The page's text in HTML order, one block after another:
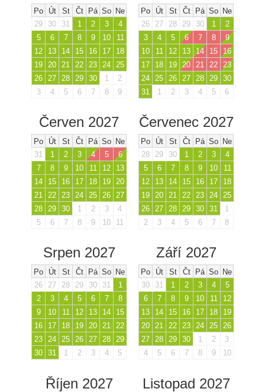
Po Út St Čt Pá So Ne
29
30 31 1 2 3
4
5
6 7 8 9 10
11
12
13 14 15 16 17
18
19
20 21 22 23 24
25
26
27 28 29 30 1
2
3
4 5 6 7 8 9
Po Út St Čt Pá So Ne
26
27 28 29 30 1
2
3
4 5 6 7 8
9
10
11 12 13 14 15
16
17
18 19 20 21 22
23
24
25 26 27 28 29 30
31
1 2 3 4 5 6
Červen 2027
Po Út St Čt Pá So Ne
31
1 2 3 4 5
6
7
8 9 10 11 12
13
14
15 16 17 18 19 20
21 22 23 24 25 26 27
28 29 30 1 2 3
4
5
6 7 8 9 10 11
Červenec 2027
Po Út St Čt Pá So Ne
28
29 30 1 2 3
4
5
6 7 8 9 10
11
12
13 14 15 16 17
18
19 20 21 22 23 24 25
26 27 28 29 30 31
1
2
3 4 5 6 7 8
Srpen 2027
Po Út St Čt Pá So Ne
26
27 28 29 30 31
1
2
3 4 5 6 7
8
9
10 11 12 13 14
15
16
17 18 19 20 21 22
23 24 25 26 27 28 29
30 31 1 2 3 4 5
Září 2027
Po Út St Čt Pá So Ne
30
31 1 2 3 4
5
6
7 8 9 10 11
12
13
14 15 16 17 18
19
20 21 22 23 24 25 26
27 28 29 30 1 2
3
4
5 6 7 8 9 10
Říjen 2027 Listopad 2027